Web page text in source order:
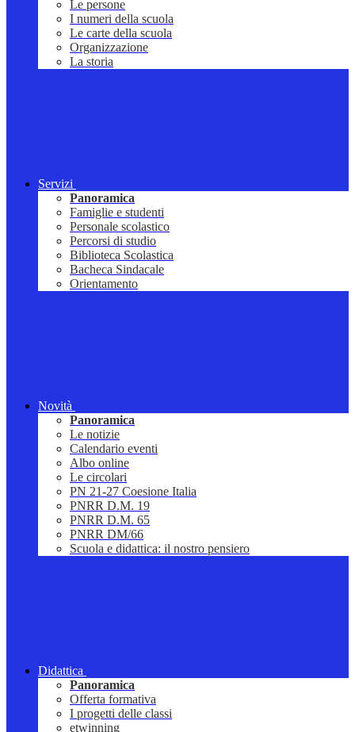
Le persone
I numeri della scuola
Le carte della scuola
Organizzazione
La storia
Servizi
Panoramica
Famiglie e studenti
Personale scolastico
Percorsi di studio
Biblioteca Scolastica
Bacheca Sindacale
Orientamento
Novità
Panoramica
Le notizie
Calendario eventi
Albo online
Le circolari
PN 21-27 Coesione Italia
PNRR D.M. 19
PNRR D.M. 65
PNRR DM/66
Scuola e didattica: il nostro pensiero
Didattica
Panoramica
Offerta formativa
I progetti delle classi
etwinning